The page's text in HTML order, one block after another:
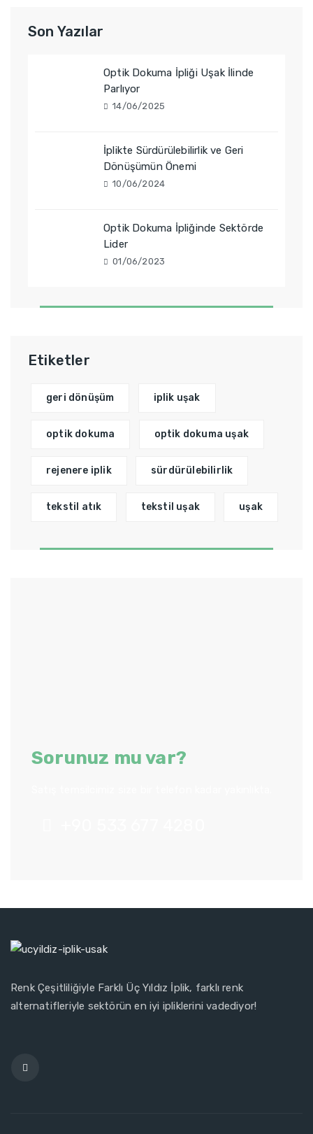
Son Yazılar
Optik Dokuma İpliği Uşak İlinde
Parlıyor
14/06/2025
İplikte Sürdürülebilirlik ve Geri
Dönüşümün Önemi
10/06/2024
Optik Dokuma İpliğinde Sektörde
Lider
01/06/2023
Etiketler
geri dönüşüm iplik uşak
optik dokuma optik dokuma uşak
rejenere iplik sürdürülebilirlik
tekstil atık tekstil uşak uşak
Sorunuz mu var?
Renk Çeşitliliğiyle Farklı Üç Yıldız İplik, farklı renk
alternatifleriyle sektörün en iyi ipliklerini vadediyor!